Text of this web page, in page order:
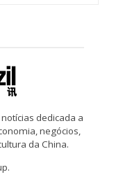
dedicada a
negócios,
da China.